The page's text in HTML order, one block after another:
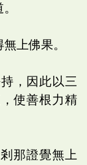
上佛果。
，因此以三
使善根力精
那證覺無上